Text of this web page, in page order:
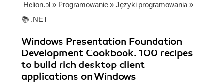
Helion.pl » Programowanie » Języki programowania »
📚 .NET
Windows Presentation Foundation
Development Cookbook. 100 recipes
to build rich desktop client
applications on Windows